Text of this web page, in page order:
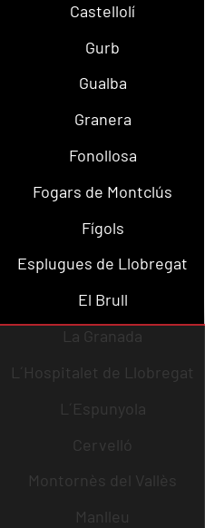
Castellolí
Gurb
Gualba
Granera
Fonollosa
Fogars de Montclús
Fígols
Esplugues de Llobregat
El Brull
La Granada
L´Hospitalet de Llobregat
L´Espunyola
Cervelló
Montornès del Vallès
Manlleu